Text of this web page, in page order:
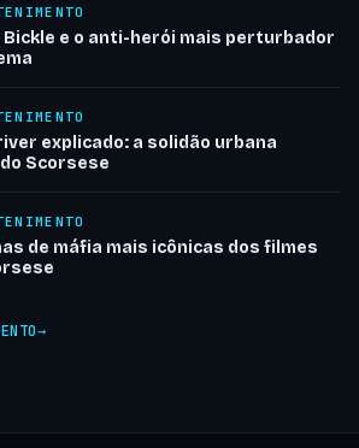
e o anti-herói mais perturbador
explicado: a solidão urbana
Scorsese
de máfia mais icônicas dos filmes